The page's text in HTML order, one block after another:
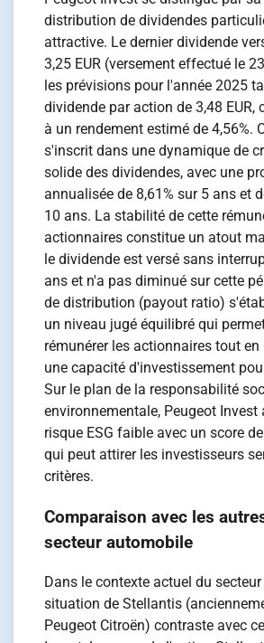
distribution de dividendes
attractive. Le dernier dividende
3,25 EUR (versement effectué le
les prévisions pour l'année 2025
dividende par action de 3,48 EUR,
à un rendement estimé de 4,56%.
s'inscrit dans une dynamique de
solide des dividendes, avec une
annualisée de 8,61% sur 5 ans et
10 ans. La stabilité de cette
actionnaires constitue un atout
le dividende est versé sans
ans et n'a pas diminué sur cette
de distribution (payout ratio)
un niveau jugé équilibré qui
rémunérer les actionnaires tout
une capacité d'investissement
Sur le plan de la responsabilité
environnementale, Peugeot Invest
risque ESG faible avec un score
qui peut attirer les investisseurs
critères.
Comparaison avec les
secteur automobile
Dans le contexte actuel du
situation de Stellantis
Peugeot Citroën) contraste avec